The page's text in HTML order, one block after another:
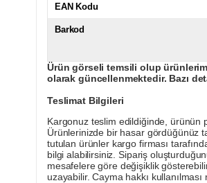
EAN Kodu
Barkod
Ürün görseli temsili olup
olarak güncellenmektedir. Bazı
Teslimat Bilgileri
Kargonuz teslim edildiğinde, ürünün
Ürünlerinizde bir hasar gördüğünüz
tutulan ürünler kargo firması
bilgi alabilirsiniz. Sipariş
mesafelere göre değişiklik
uzayabilir. Cayma hakkı